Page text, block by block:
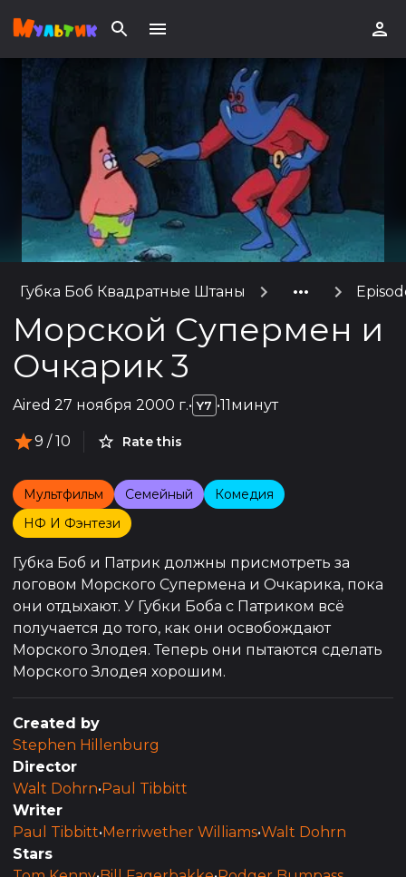
Губка Боб Квадратные Штаны
Морской Супермен и
Очкарик 3
Aired 27 ноября 2000 г.• Y7 •11минут
9 / 10 Rate this
Мультфильм Семейный
Комедия
НФ И Фэнтези
Губка Боб и Патрик должны присмотреть за
логовом Морского Супермена и Очкарика, пока
они отдыхают. У Губки Боба с Патриком всё
получается до того, как они освобождают
Морского Злодея. Теперь они пытаются сделать
Морского Злодея хорошим.
Created by
Stephen Hillenburg
Director
Walt Dohrn• Paul Tibbitt
Writer
Paul Tibbitt• Merriwether Williams•Walt Dohrn
Stars